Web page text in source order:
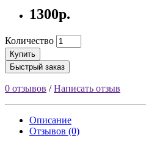
1300р.
Количество
Купить
Быстрый заказ
0 отзывов /Написать отзыв
Описание
Отзывов (0)